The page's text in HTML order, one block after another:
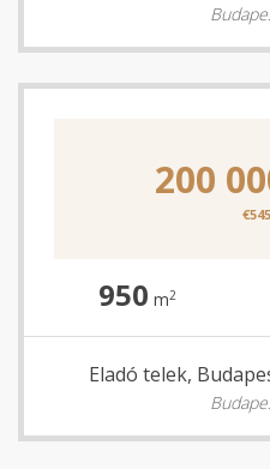
200
950 m2
Eladó telek,